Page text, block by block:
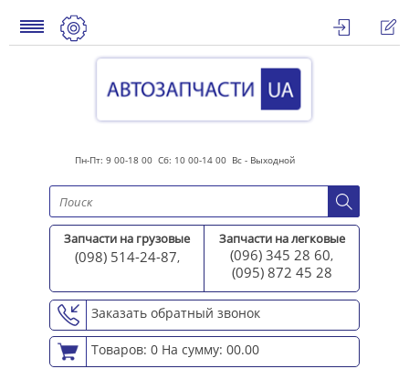
Пн-Пт: 9 00-18 00 Сб: 10 00-14 00 Вс - Выходной
Запчасти на грузовые
(098) 514-24-87,
Запчасти на легковые
(096) 345 28 60,
(095) 872 45 28
Заказать обратный звонок
Товаров: 0 На сумму: 00.00